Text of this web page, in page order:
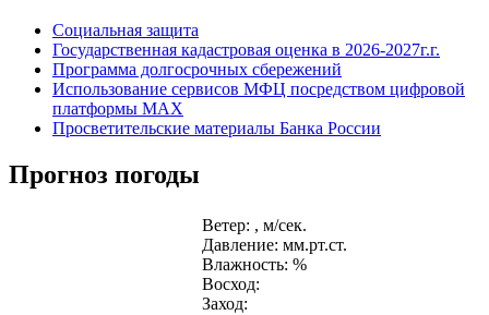
Социальная защита
Государственная кадастровая оценка в 2026-2027г.г.
Программа долгосрочных сбережений
Использование сервисов МФЦ посредством цифровой
платформы MAX
Просветительские материалы Банка России
Прогноз погоды
Ветер: , м/сек.
Давление: мм.рт.ст.
Влажность: %
Восход:
Заход: